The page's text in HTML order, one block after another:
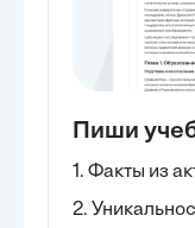
Пиши
1. Факты из
2.